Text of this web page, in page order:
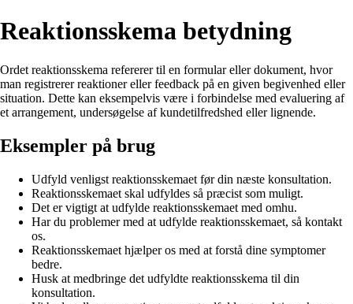
Reaktionsskema betydning
Ordet reaktionsskema refererer til en formular eller dokument, hvor
man registrerer reaktioner eller feedback på en given begivenhed eller
situation. Dette kan eksempelvis være i forbindelse med evaluering af
et arrangement, undersøgelse af kundetilfredshed eller lignende.
Eksempler på brug
Udfyld venligst reaktionsskemaet før din næste konsultation.
Reaktionsskemaet skal udfyldes så præcist som muligt.
Det er vigtigt at udfylde reaktionsskemaet med omhu.
Har du problemer med at udfylde reaktionsskemaet, så kontakt
os.
Reaktionsskemaet hjælper os med at forstå dine symptomer
bedre.
Husk at medbringe det udfyldte reaktionsskema til din
konsultation.